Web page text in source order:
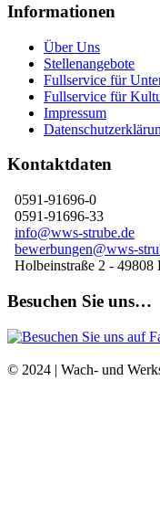
Informationen
Über Uns
Stellenangebote
Fullservice für
Fullservice für
Impressum
Kontaktdaten
0591-91696-0
0591-91696-33
info@wws-strube.de
bewerbungen@wws-
Holbeinstraße 2 - 49808
Besuchen Sie uns…
© 2024 | Wach- und